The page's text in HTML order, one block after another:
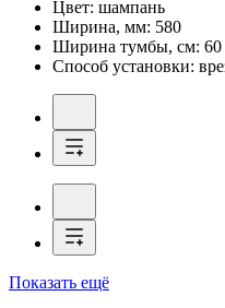
Цвет: шампань
Ширина, мм: 580
Ширина тумбы, см: 60
Способ установки:
Показать ещё